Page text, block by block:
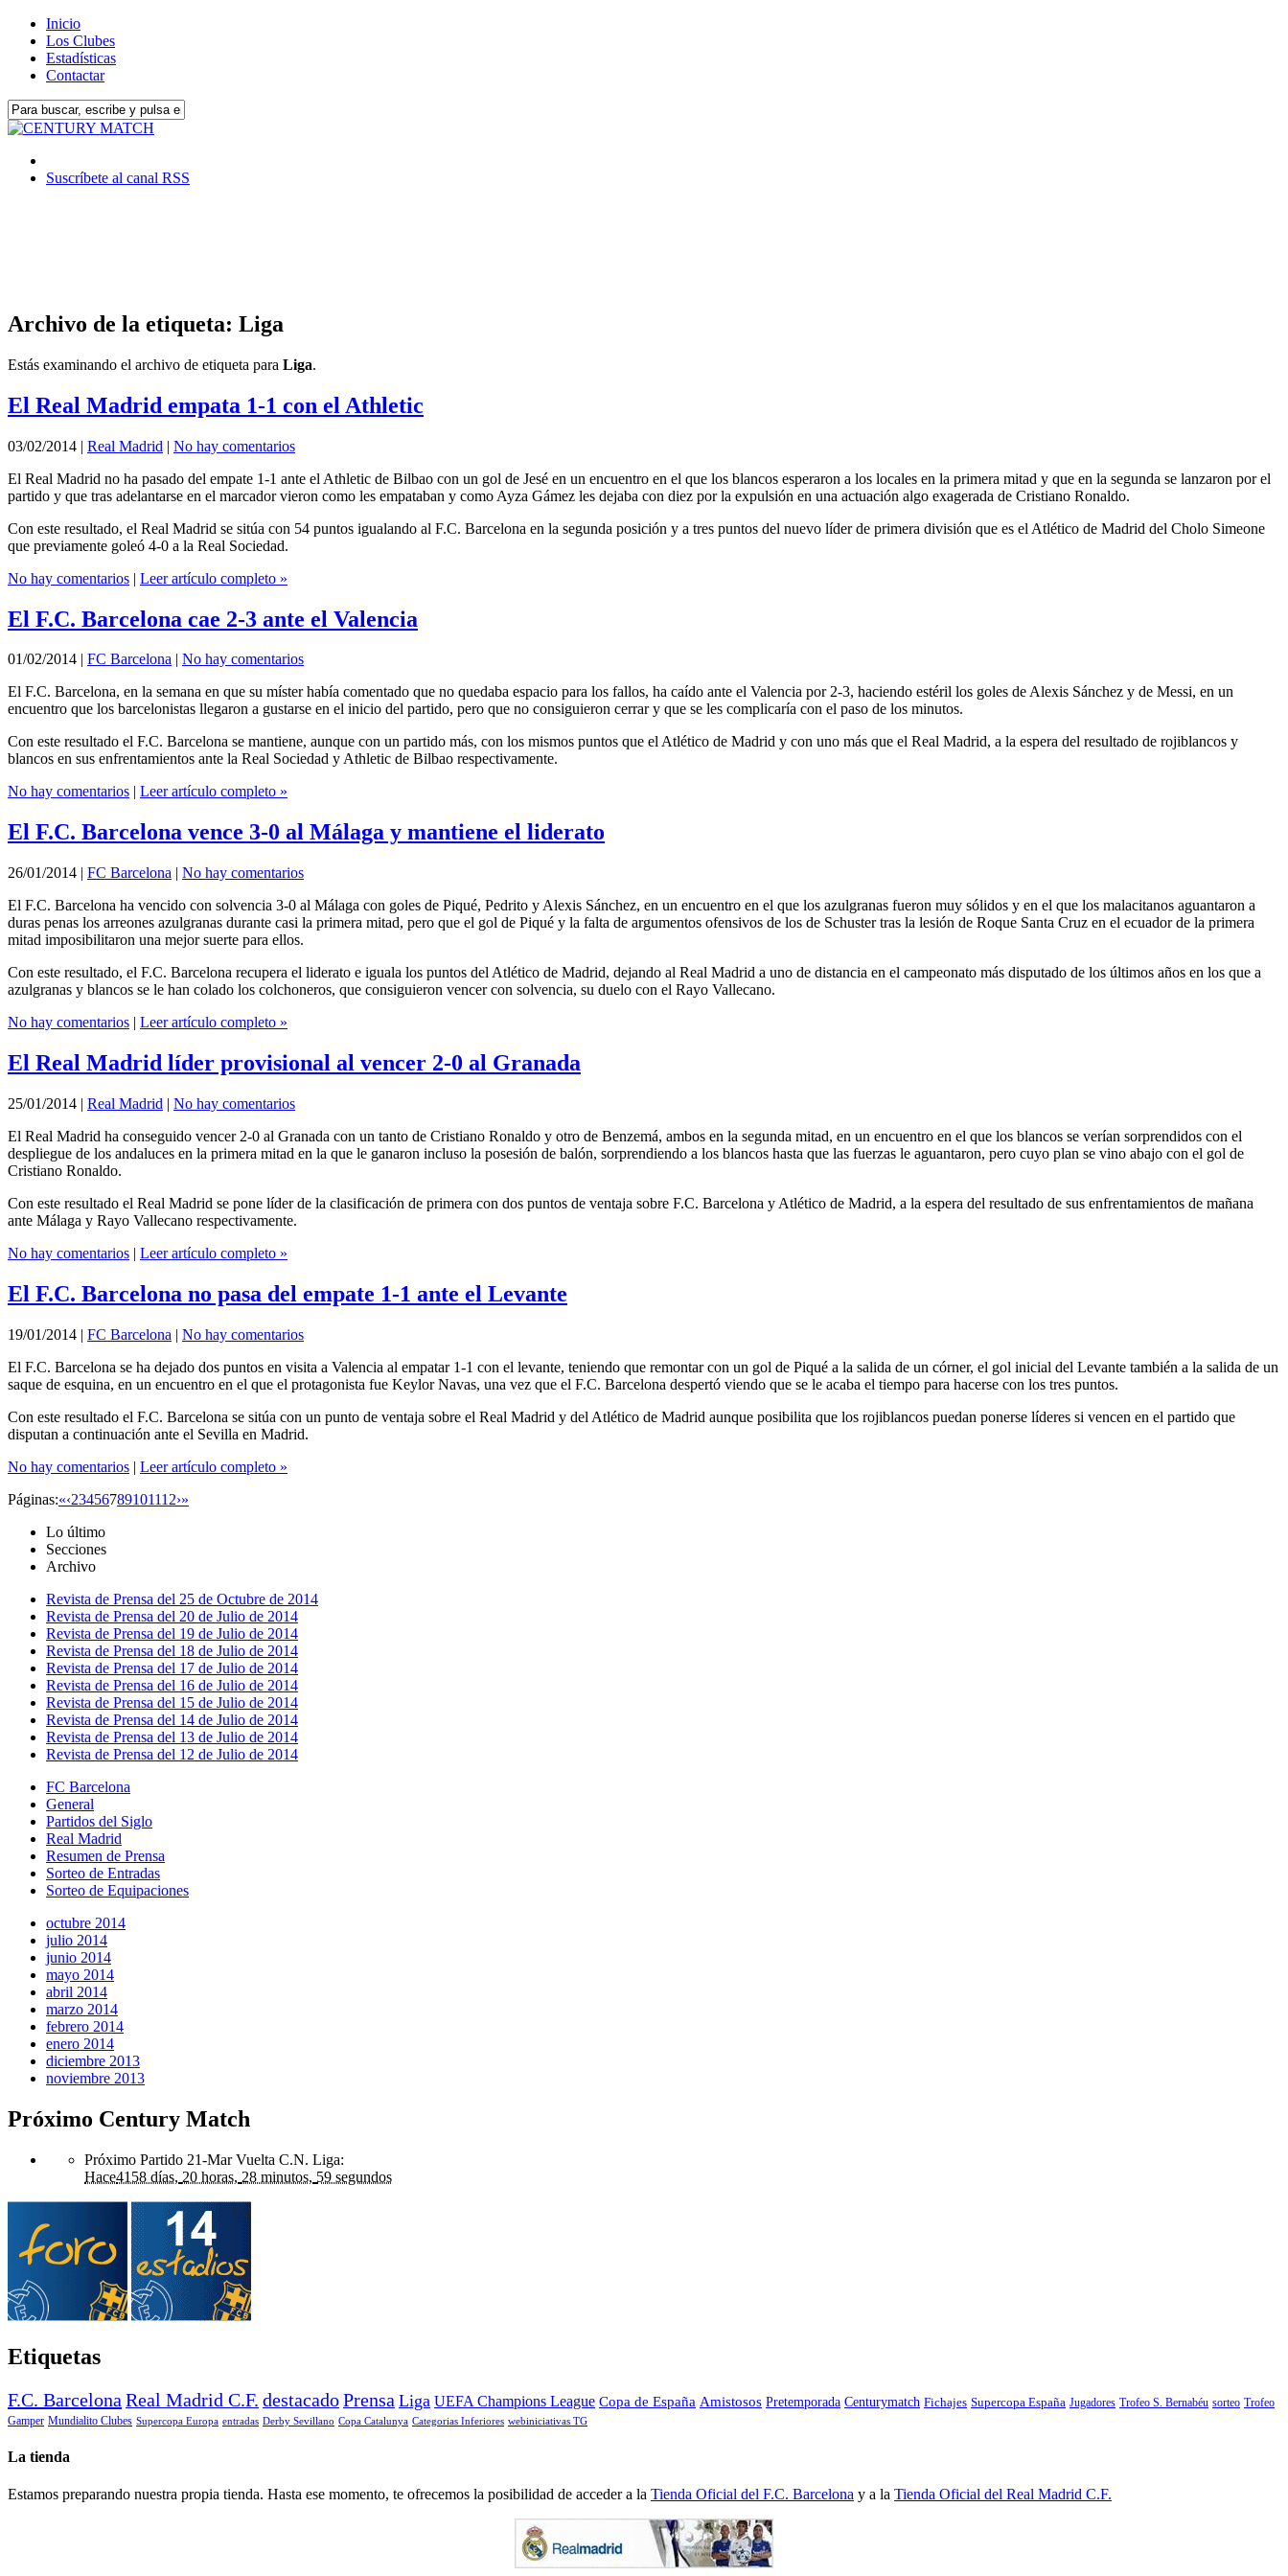
Inicio
Los Clubes
Estadísticas
Contactar
Suscríbete al canal RSS
Archivo de la etiqueta: Liga
Estás examinando el archivo de etiqueta para Liga.
El Real Madrid empata 1-1 con el Athletic
03/02/2014 | Real Madrid | No hay comentarios
El Real Madrid no ha pasado del empate 1-1 ante el Athletic de Bilbao con un gol de Jesé en un encuentro en el que los blancos esperaron a los locales en la primera mitad y que en la segunda se lanzaron por el
partido y que tras adelantarse en el marcador vieron como les empataban y como Ayza Gámez les dejaba con diez por la expulsión en una actuación algo exagerada de Cristiano Ronaldo.
Con este resultado, el Real Madrid se sitúa con 54 puntos igualando al F.C. Barcelona en la segunda posición y a tres puntos del nuevo líder de primera división que es el Atlético de Madrid del Cholo Simeone
que previamente goleó 4-0 a la Real Sociedad.
No hay comentarios | Leer artículo completo »
El F.C. Barcelona cae 2-3 ante el Valencia
01/02/2014 | FC Barcelona | No hay comentarios
El F.C. Barcelona, en la semana en que su míster había comentado que no quedaba espacio para los fallos, ha caído ante el Valencia por 2-3, haciendo estéril los goles de Alexis Sánchez y de Messi, en un
encuentro que los barcelonistas llegaron a gustarse en el inicio del partido, pero que no consiguieron cerrar y que se les complicaría con el paso de los minutos.
Con este resultado el F.C. Barcelona se mantiene, aunque con un partido más, con los mismos puntos que el Atlético de Madrid y con uno más que el Real Madrid, a la espera del resultado de rojiblancos y
blancos en sus enfrentamientos ante la Real Sociedad y Athletic de Bilbao respectivamente.
No hay comentarios | Leer artículo completo »
El F.C. Barcelona vence 3-0 al Málaga y mantiene el liderato
26/01/2014 | FC Barcelona | No hay comentarios
El F.C. Barcelona ha vencido con solvencia 3-0 al Málaga con goles de Piqué, Pedrito y Alexis Sánchez, en un encuentro en el que los azulgranas fueron muy sólidos y en el que los malacitanos aguantaron a
duras penas los arreones azulgranas durante casi la primera mitad, pero que el gol de Piqué y la falta de argumentos ofensivos de los de Schuster tras la lesión de Roque Santa Cruz en el ecuador de la primera
mitad imposibilitaron una mejor suerte para ellos.
Con este resultado, el F.C. Barcelona recupera el liderato e iguala los puntos del Atlético de Madrid, dejando al Real Madrid a uno de distancia en el campeonato más disputado de los últimos años en los que a
azulgranas y blancos se le han colado los colchoneros, que consiguieron vencer con solvencia, su duelo con el Rayo Vallecano.
No hay comentarios | Leer artículo completo »
El Real Madrid líder provisional al vencer 2-0 al Granada
25/01/2014 | Real Madrid | No hay comentarios
El Real Madrid ha conseguido vencer 2-0 al Granada con un tanto de Cristiano Ronaldo y otro de Benzemá, ambos en la segunda mitad, en un encuentro en el que los blancos se verían sorprendidos con el
despliegue de los andaluces en la primera mitad en la que le ganaron incluso la posesión de balón, sorprendiendo a los blancos hasta que las fuerzas le aguantaron, pero cuyo plan se vino abajo con el gol de
Cristiano Ronaldo.
Con este resultado el Real Madrid se pone líder de la clasificación de primera con dos puntos de ventaja sobre F.C. Barcelona y Atlético de Madrid, a la espera del resultado de sus enfrentamientos de mañana
ante Málaga y Rayo Vallecano respectivamente.
No hay comentarios | Leer artículo completo »
El F.C. Barcelona no pasa del empate 1-1 ante el Levante
19/01/2014 | FC Barcelona | No hay comentarios
El F.C. Barcelona se ha dejado dos puntos en visita a Valencia al empatar 1-1 con el levante, teniendo que remontar con un gol de Piqué a la salida de un córner, el gol inicial del Levante también a la salida de un
saque de esquina, en un encuentro en el que el protagonista fue Keylor Navas, una vez que el F.C. Barcelona despertó viendo que se le acaba el tiempo para hacerse con los tres puntos.
Con este resultado el F.C. Barcelona se sitúa con un punto de ventaja sobre el Real Madrid y del Atlético de Madrid aunque posibilita que los rojiblancos puedan ponerse líderes si vencen en el partido que
disputan a continuación ante el Sevilla en Madrid.
No hay comentarios | Leer artículo completo »
Páginas:«‹23456789101112›»
Lo último
Secciones
Archivo
Revista de Prensa del 25 de Octubre de 2014
Revista de Prensa del 20 de Julio de 2014
Revista de Prensa del 19 de Julio de 2014
Revista de Prensa del 18 de Julio de 2014
Revista de Prensa del 17 de Julio de 2014
Revista de Prensa del 16 de Julio de 2014
Revista de Prensa del 15 de Julio de 2014
Revista de Prensa del 14 de Julio de 2014
Revista de Prensa del 13 de Julio de 2014
Revista de Prensa del 12 de Julio de 2014
FC Barcelona
General
Partidos del Siglo
Real Madrid
Resumen de Prensa
Sorteo de Entradas
Sorteo de Equipaciones
octubre 2014
julio 2014
junio 2014
mayo 2014
abril 2014
marzo 2014
febrero 2014
enero 2014
diciembre 2013
noviembre 2013
Próximo Century Match
Próximo Partido 21-Mar Vuelta C.N. Liga:
Hace4158 días, 20 horas, 28 minutos, 59 segundos
Etiquetas
F.C. Barcelona Real Madrid C.F. destacadoPrensa Liga UEFA Champions League Copa de España Amistosos Pretemporada Centurymatch Fichajes Supercopa España Jugadores Trofeo S. Bernabéu sorteo Trofeo
Gamper Mundialito Clubes Supercopa Europa entradas Derby Sevillano Copa Catalunya Categorias Inferiores webiniciativas TG
La tienda
Estamos preparando nuestra propia tienda. Hasta ese momento, te ofrecemos la posibilidad de acceder a la Tienda Oficial del F.C. Barcelona y a la Tienda Oficial del Real Madrid C.F.